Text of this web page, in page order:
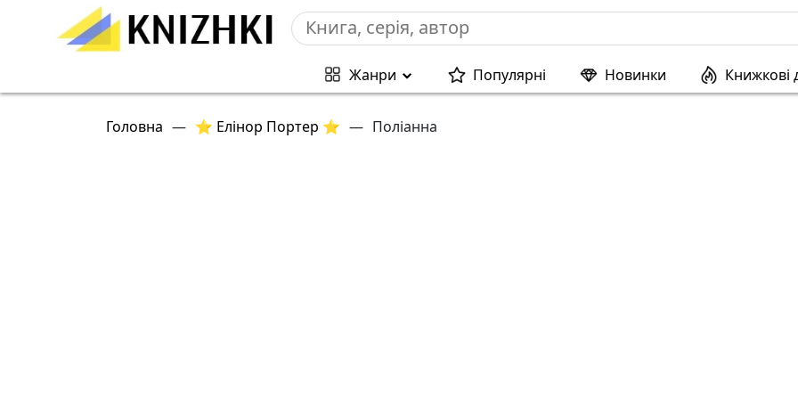
Жанри Популярні Новинки Книжкові
Головна — ⭐ Елінор Портер ⭐ — Поліанна